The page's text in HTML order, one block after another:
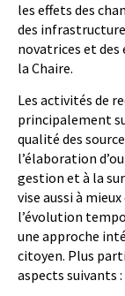
les effets des
des
novatrices et des
la Chaire.
Les activités de
principalement
qualité des
l’élaboration
gestion et à la
vise aussi à
l’évolution
une approche
citoyen. Plus
aspects suivants :